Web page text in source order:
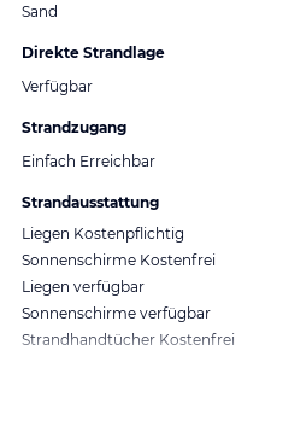
Sand
Direkte Strandlage
Verfügbar
Strandzugang
Einfach Erreichbar
Strandausstattung
Liegen Kostenpflichtig
Sonnenschirme Kostenfrei
Liegen verfügbar
Sonnenschirme verfügbar
Strandhandtücher Kostenfrei